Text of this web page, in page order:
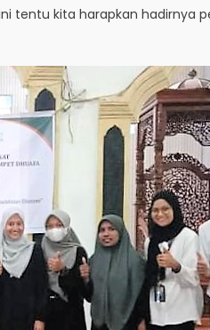
tentu kita harapkan hadirnya